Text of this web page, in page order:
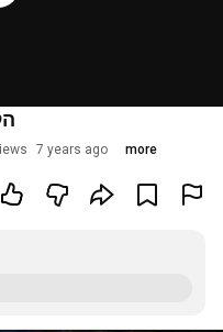
7 years ago more